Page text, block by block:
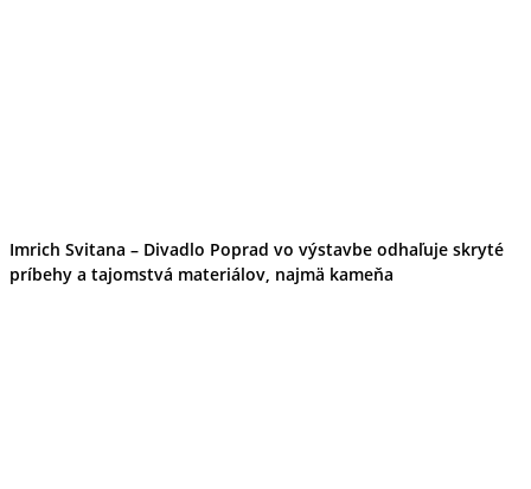
Imrich Svitana – Divadlo Poprad vo výstavbe odhaľuje skryté
príbehy a tajomstvá materiálov, najmä kameňa